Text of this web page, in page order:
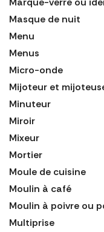
Masque de nuit
Menu
Menus
Micro-onde
Mijoteur et
Minuteur
Miroir
Mixeur
Mortier
Moule de cuisine
Moulin à café
Moulin à poivre ou
Multiprise